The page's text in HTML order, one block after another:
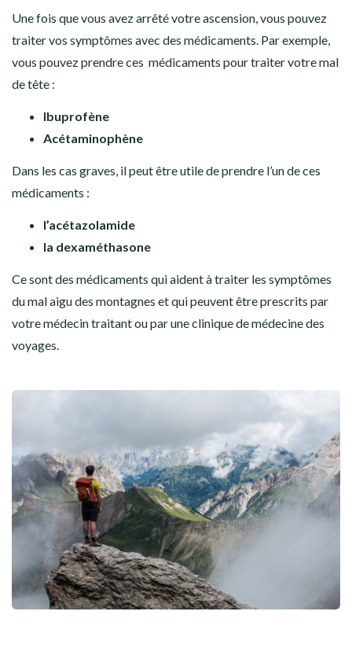
Une fois que vous avez arrêté votre ascension, vous pouvez
traiter vos symptômes avec des médicaments. Par exemple,
vous pouvez prendre ces médicaments pour traiter votre mal
de tête :
Ibuprofène
Acétaminophène
Dans les cas graves, il peut être utile de prendre l’un de ces
médicaments :
l’acétazolamide
la dexaméthasone
Ce sont des médicaments qui aident à traiter les symptômes
du mal aigu des montagnes et qui peuvent être prescrits par
votre médecin traitant ou par une clinique de médecine des
voyages.